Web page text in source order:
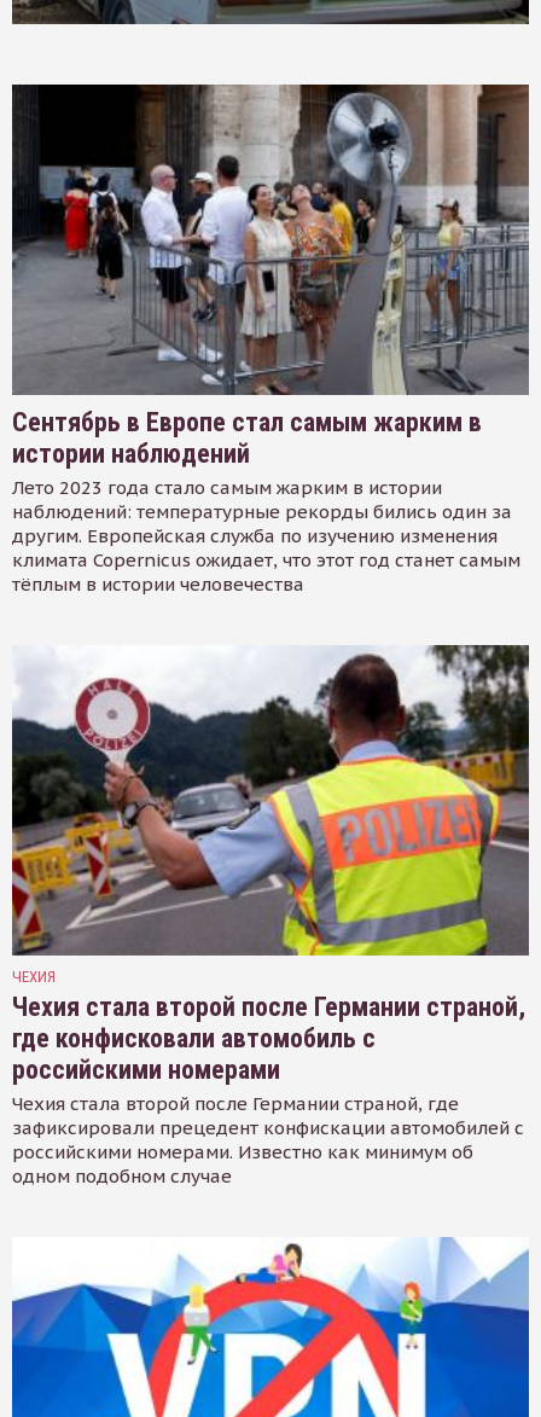
Сентябрь в Европе стал самым жарким в
истории наблюдений
Лето 2023 года стало самым жарким в истории
наблюдений: температурные рекорды бились один за
другим. Европейская служба по изучению изменения
климата Copernicus ожидает, что этот год станет самым
тёплым в истории человечества
ЧЕХИЯ
Чехия стала второй после Германии страной,
где конфисковали автомобиль с
российскими номерами
Чехия стала второй после Германии страной, где
зафиксировали прецедент конфискации автомобилей с
российскими номерами. Известно как минимум об
одном подобном случае